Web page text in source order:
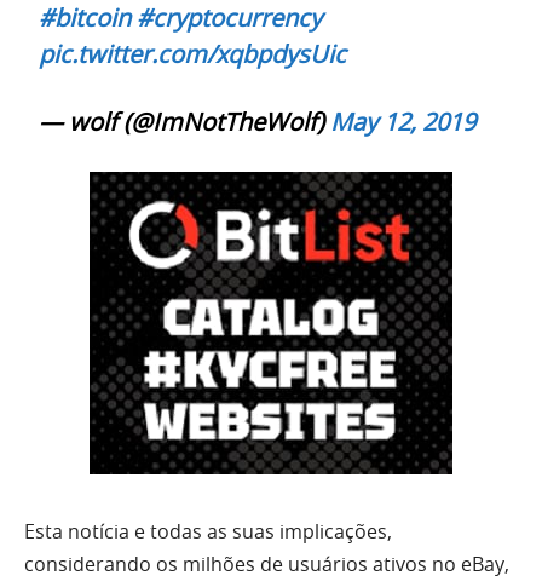
#bitcoin #cryptocurrency
pic.twitter.com/xqbpdysUic
— wolf (@ImNotTheWolf)May 12, 2019
Esta notícia e todas as suas implicações,
considerando os milhões de usuários ativos no eBay,